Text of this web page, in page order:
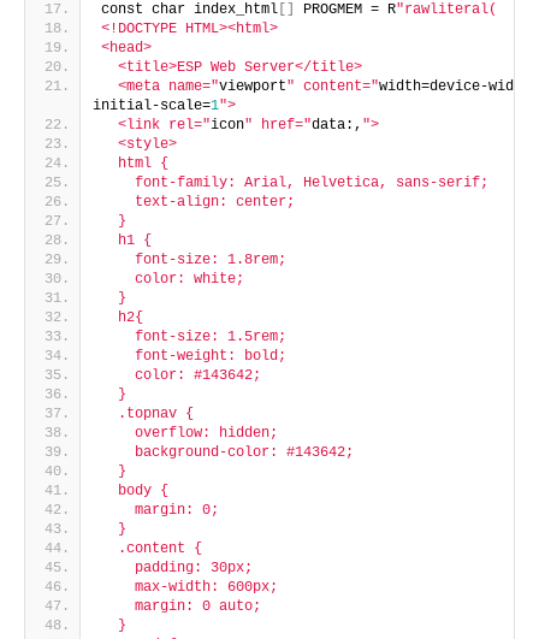
const char index_html PROGMEM = R"rawliteral(
<!DOCTYPE HTML><html>
<head>
  <title>ESP Web Server</title>
  <meta name="
viewport" content="width=device-width,
initial-scale=1">
  <link rel="
icon" href="data:, ">
  <style>
  html {
    font-family: Arial, Helvetica, sans-serif;
    text-align: center;
  }
  h1 {
    font-size: 1.8rem;
    color: white;
  }
  h2{
    font-size: 1.5rem;
    font-weight: bold;
    color: #143642;
  }
  .topnav {
    overflow: hidden;
    background-color: #143642;
  }
  body {
    margin: 0;
  }
  .content {
    padding: 30px;
    max-width: 600px;
    margin: 0 auto;
  }